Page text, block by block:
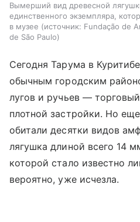
Вымерший вид древесной
единственного экземпляра,
в музее
источник: Fundação de
de São Paulo
Сегодня Тарума в
обычным городским
лугов и ручьев —
плотной застройки. Но
обитали десятки видов
лягушка длиной всего 14
которой стало известно
вероятно, уже исчезла.